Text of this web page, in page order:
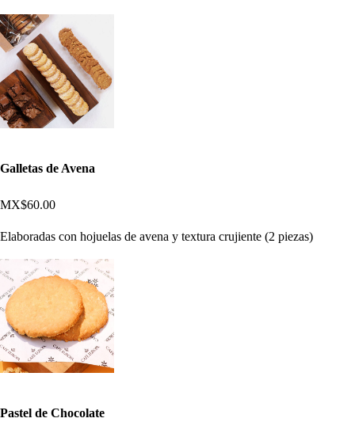
Galletas de Avena
MX$60.00
Elaboradas con hojuelas de avena y textura crujiente (2 piezas)
Pastel de Chocolate